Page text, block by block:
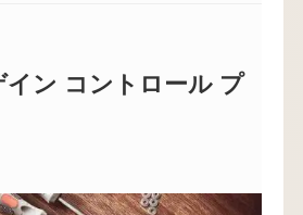
ン コントロール プ